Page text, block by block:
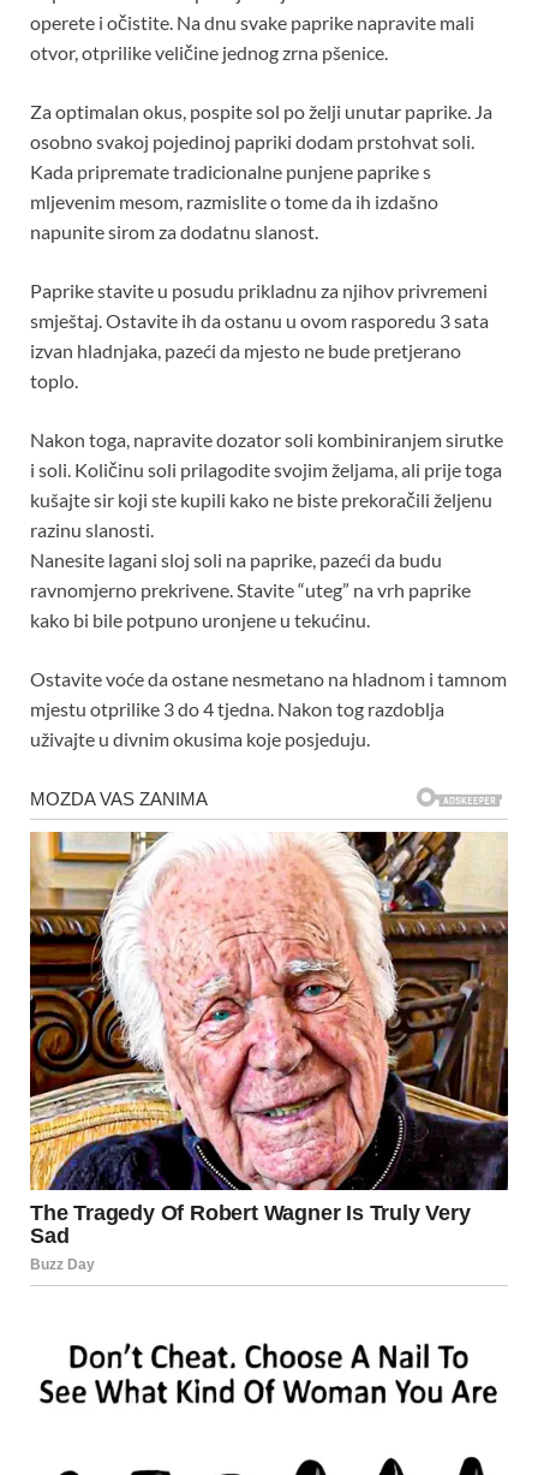
operete i očistite. Na dnu svake paprike napravite mali
otvor, otprilike veličine jednog zrna pšenice.
Za optimalan okus, pospite sol po želji unutar paprike. Ja
osobno svakoj pojedinoj papriki dodam prstohvat soli.
Kada pripremate tradicionalne punjene paprike s
mljevenim mesom, razmislite o tome da ih izdašno
napunite sirom za dodatnu slanost.
Paprike stavite u posudu prikladnu za njihov privremeni
smještaj. Ostavite ih da ostanu u ovom rasporedu 3 sata
izvan hladnjaka, pazeći da mjesto ne bude pretjerano
toplo.
Nakon toga, napravite dozator soli kombiniranjem sirutke
i soli. Količinu soli prilagodite svojim željama, ali prije toga
kušajte sir koji ste kupili kako ne biste prekoračili željenu
razinu slanosti.
Nanesite lagani sloj soli na paprike, pazeći da budu
ravnomjerno prekrivene. Stavite “uteg” na vrh paprike
kako bi bile potpuno uronjene u tekućinu.
Ostavite voće da ostane nesmetano na hladnom i tamnom
mjestu otprilike 3 do 4 tjedna. Nakon tog razdoblja
uživajte u divnim okusima koje posjeduju.